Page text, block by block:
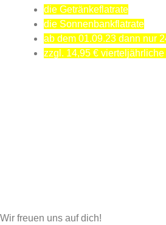
die Getränkeflatrate
die Sonnenbankflatrate
ab dem 01.09.23 dann nur
zzgl. 14,95 €
Wir freuen uns auf dich!